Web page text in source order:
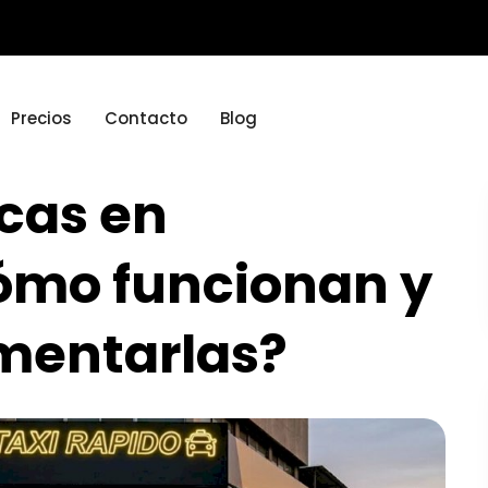
Precios Contacto Blog
en
funcionan y